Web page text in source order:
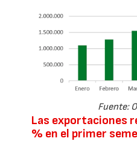
Fuente:
Las exportaciones
% en el primer